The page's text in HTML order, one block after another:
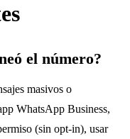
el número?
masivos o
WhatsApp Business,
(sin opt-in), usar